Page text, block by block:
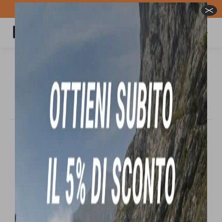
Spedizione GRATUITA per ordini superiori a 100€
Carrello
CAPITA BIRDS OF FEATHER 2025 tavola
da snowboard da donna
Tu sei qui: